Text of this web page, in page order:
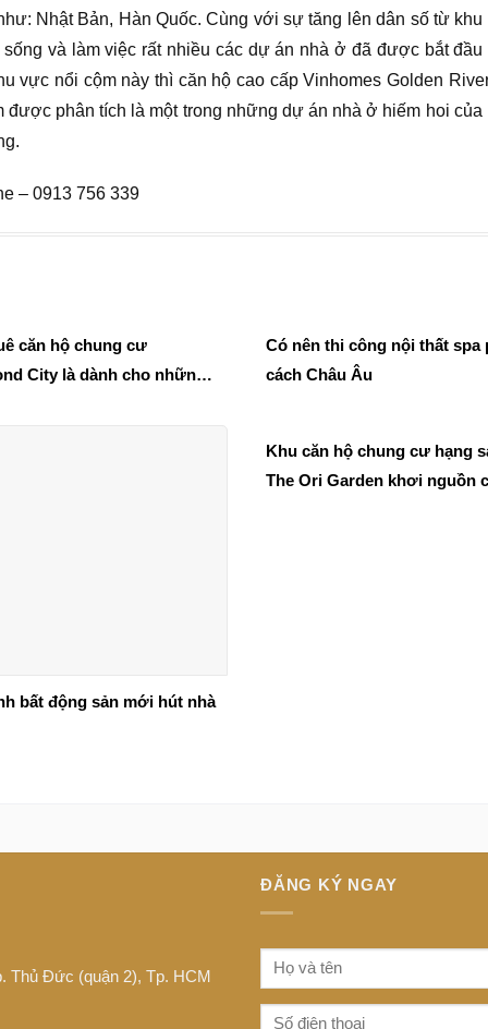
Nhật Bản, Hàn Quốc. Cùng với sự tăng lên dân số từ khu
và làm việc rất nhiều các dự án nhà ở đã được bắt đầu
vực nổi cộm này thì căn hộ cao cấp Vinhomes Golden
phân tích là một trong những dự án nhà ở hiếm hoi của
– 0913 756 339
căn hộ chung cư
City là dành cho những
Có nên thi công nội thất spa
cách Châu Âu
bất động sản mới hút nhà
Khu căn hộ chung cư hạng
The Ori Garden khơi nguồn
Thủ Đức (quận 2), Tp. HCM
ĐĂNG KÝ NGAY